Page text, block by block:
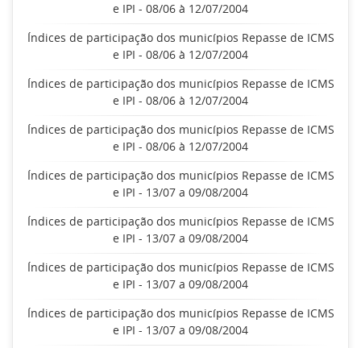
e IPI - 08/06 à 12/07/2004
Índices de participação dos municípios Repasse de ICMS
e IPI - 08/06 à 12/07/2004
Índices de participação dos municípios Repasse de ICMS
e IPI - 08/06 à 12/07/2004
Índices de participação dos municípios Repasse de ICMS
e IPI - 08/06 à 12/07/2004
Índices de participação dos municípios Repasse de ICMS
e IPI - 13/07 a 09/08/2004
Índices de participação dos municípios Repasse de ICMS
e IPI - 13/07 a 09/08/2004
Índices de participação dos municípios Repasse de ICMS
e IPI - 13/07 a 09/08/2004
Índices de participação dos municípios Repasse de ICMS
e IPI - 13/07 a 09/08/2004